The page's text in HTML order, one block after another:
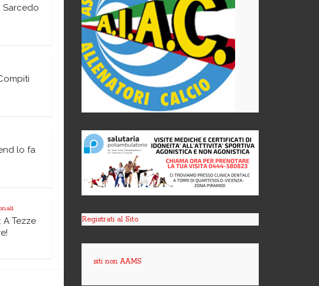
Sarcedo
lo fa
A Tezze
Registrati al Sito
siti non AAMS